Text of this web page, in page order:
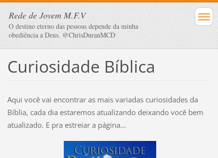
Rede de Jovem M.F.V
O destino eterno das pessoas depende da minha
obediência a Deus. @ChrisDuranMCD
Curiosidade Bíblica
Aqui você vai encontrar as mais variadas curiosidades da
Bíblia, cada dia estaremos atualizando deixando você bem
atualizado. E pra estreiar a página...